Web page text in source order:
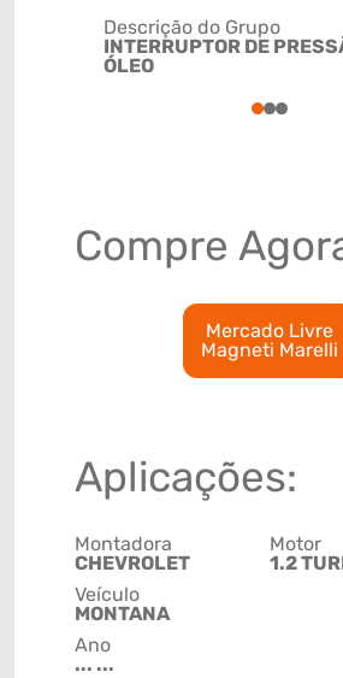
Descrição do Grupo
INTERRUPTOR DE
ÓLEO
123
Compre
Mercado Livre
Magneti Marelli
Aplicações:
Montadora
CHEVROLET
Veículo
MONTANA
Ano
... ...
Motor
1.2